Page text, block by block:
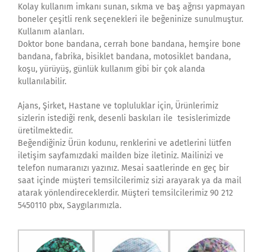
Kolay kullanım imkanı sunan, sıkma ve baş ağrısı yapmayan
boneler çeşitli renk seçenekleri ile beğeninize sunulmuştur.
Kullanım alanları.
Doktor bone bandana, cerrah bone bandana, hemşire bone
bandana, fabrika, bisiklet bandana, motosiklet bandana,
koşu, yürüyüş, günlük kullanım gibi bir çok alanda
kullanılabilir.
Ajans, Şirket, Hastane ve topluluklar için, Ürünlerimiz
sizlerin istediği renk, desenli baskıları ile tesislerimizde
üretilmektedir.
Beğendiğiniz Ürün kodunu, renklerini ve adetlerini lütfen
iletişim sayfamızdaki mailden bize iletiniz. Mailinizi ve
telefon numaranızı yazınız. Mesai saatlerinde en geç bir
saat içinde müşteri temsilcilerimiz sizi arayarak ya da mail
atarak yönlendireceklerdir. Müşteri temsilcilerimiz 90 212
5450110 pbx, Saygılarımızla.